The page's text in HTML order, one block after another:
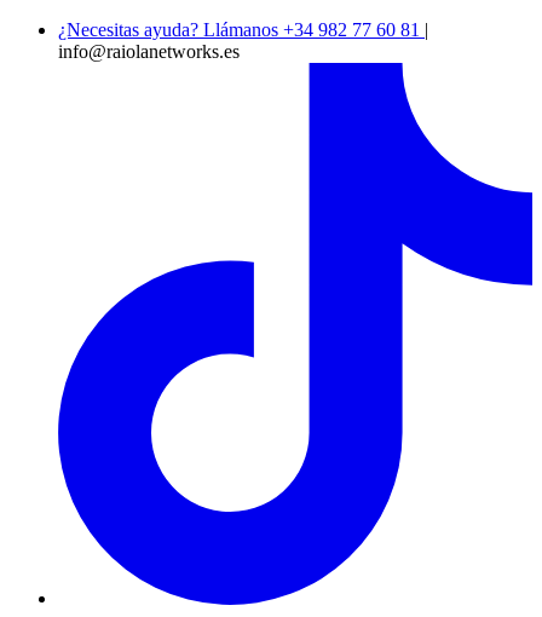
¿Necesitas ayuda? Llámanos +34 982 77 60 81 |
info@raiolanetworks.es